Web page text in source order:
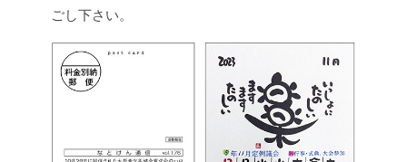
ごし下さい。